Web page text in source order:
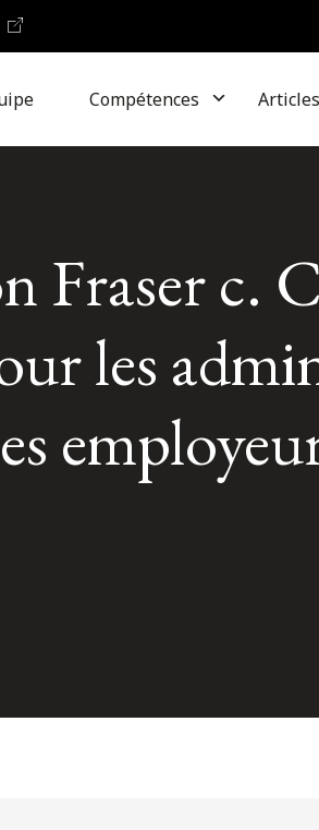
Compétences Articles
Fraser c.
les